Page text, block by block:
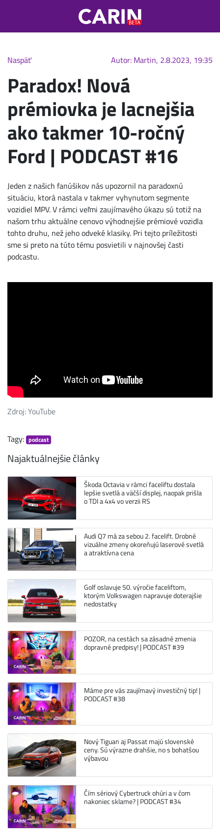
Naspäť Autor: Martin, 2.8.2023, 19:35
Paradox! Nová
prémiovka je lacnejšia
ako takmer 10-ročný
Ford | PODCAST #16
Jeden z našich fanúšikov nás upozornil na paradoxnú
situáciu, ktorá nastala v takmer vyhynutom segmente
vozidiel MPV. V rámci veľmi zaujímavého úkazu sú totiž na
našom trhu aktuálne cenovo výhodnejšie prémiové vozidla
tohto druhu, než jeho odveké klasiky. Pri tejto príležitosti
sme si preto na túto tému posvietili v najnovšej časti
podcastu.
Zdroj: YouTube
Tagy: podcast
Najaktuálnejšie články
Škoda Octavia v rámci faceliftu dostala
lepšie svetlá a väčší displej, naopak prišla
o TDI a 4x4 vo verzii RS
Audi Q7 má za sebou 2. facelift. Drobné
vizuálne zmeny okoreňujú laserové svetlá
a atraktívna cena
Golf oslavuje 50. výročie faceliftom,
ktorým Volkswagen napravuje doterajšie
nedostatky
POZOR, na cestách sa zásadné zmenia
dopravné predpisy! | PODCAST #39
Máme pre vás zaujímavý investičný tip! |
PODCAST #38
Nový Tiguan aj Passat majú slovenské
ceny. Sú výrazne drahšie, no s bohatšou
výbavou
Čím sériový Cybertruck ohúri a v čom
nakoniec sklame? | PODCAST #34